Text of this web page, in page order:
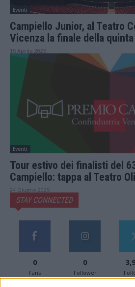
Eventi
Campiello Junior, al Teatro
Vicenza la finale della
15 Aprile 2026
Eventi
Tour estivo dei finalisti del
Campiello: tappa al Teatro
24 Giugno 2025
STAY CONNECTED
0
Fans
0
Follower